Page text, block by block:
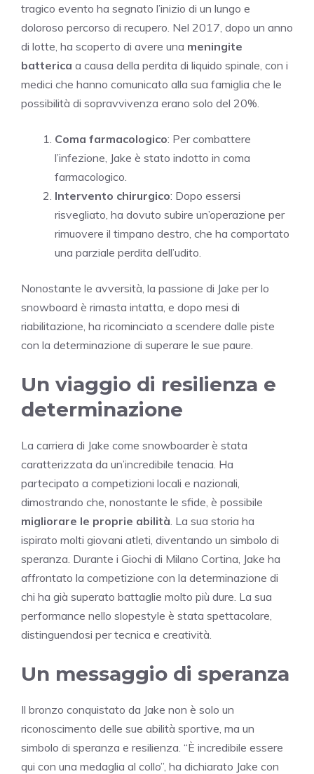
tragico evento ha segnato l’inizio di un lungo e
doloroso percorso di recupero. Nel 2017, dopo un anno
di lotte, ha scoperto di avere una meningite
batterica a causa della perdita di liquido spinale, con i
medici che hanno comunicato alla sua famiglia che le
possibilità di sopravvivenza erano solo del 20%.
Coma farmacologico: Per combattere
l’infezione, Jake è stato indotto in coma
farmacologico.
Intervento chirurgico: Dopo essersi
risvegliato, ha dovuto subire un’operazione per
rimuovere il timpano destro, che ha comportato
una parziale perdita dell’udito.
Nonostante le avversità, la passione di Jake per lo
snowboard è rimasta intatta, e dopo mesi di
riabilitazione, ha ricominciato a scendere dalle piste
con la determinazione di superare le sue paure.
Un viaggio di resilienza e
determinazione
La carriera di Jake come snowboarder è stata
caratterizzata da un’incredibile tenacia. Ha
partecipato a competizioni locali e nazionali,
dimostrando che, nonostante le sfide, è possibile
migliorare le proprie abilità . La sua storia ha
ispirato molti giovani atleti, diventando un simbolo di
speranza. Durante i Giochi di Milano Cortina, Jake ha
affrontato la competizione con la determinazione di
chi ha già superato battaglie molto più dure. La sua
performance nello slopestyle è stata spettacolare,
distinguendosi per tecnica e creatività.
Un messaggio di speranza
Il bronzo conquistato da Jake non è solo un
riconoscimento delle sue abilità sportive, ma un
simbolo di speranza e resilienza. “È incredibile essere
qui con una medaglia al collo”, ha dichiarato Jake con